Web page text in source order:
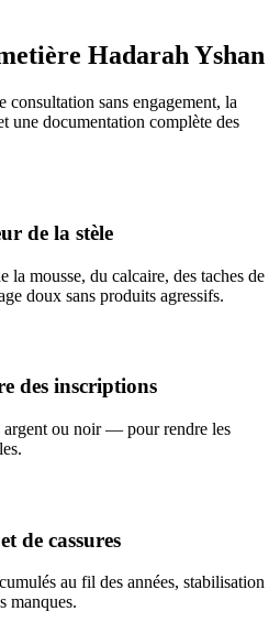
Hadarah Yshan
consultation sans engagement, la
une documentation complète des
de la stèle
la mousse, du calcaire, des taches de
doux sans produits agressifs.
des inscriptions
argent ou noir — pour rendre les
de cassures
au fil des années, stabilisation
manques.